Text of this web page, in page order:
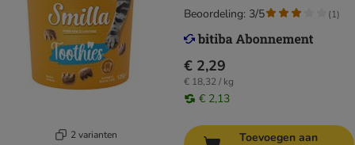
2 varianten
€ 2,29
€ 18,32 / kg
€ 2,13
Beoordeling: 3/5 (1)
Toevoegen aan